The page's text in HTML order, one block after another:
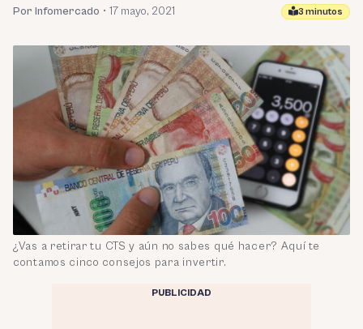
Por Infomercado • 17 mayo, 2021 3 minutos
¿Vas a retirar tu CTS y aún no sabes qué hacer? Aquí te
contamos cinco consejos para invertir.
PUBLICIDAD